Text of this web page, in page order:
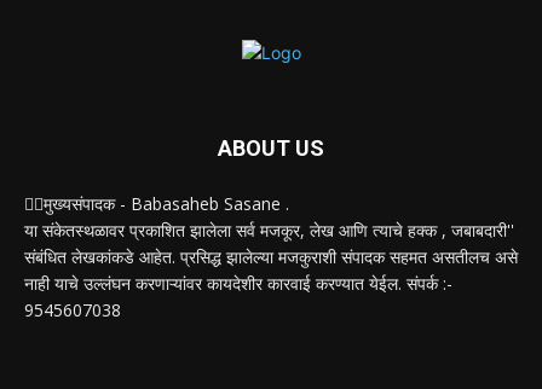
ABOUT US
✍🏻मुख्यसंपादक - Babasaheb Sasane .
या संकेतस्थळावर प्रकाशित झालेला सर्व मजकूर, लेख आणि त्याचे हक्क , जबाबदारी''
संबंधित लेखकांकडे आहेत. प्रसिद्ध झालेल्या मजकुराशी संपादक सहमत असतीलच असे
नाही याचे उल्लंघन करणाऱ्यांवर कायदेशीर कारवाई करण्यात येईल. संपर्क :-
9545607038